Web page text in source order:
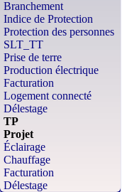
Branchement
Indice de Protection
Protection des personnes
SLT_TT
Prise de terre
Production électrique
Facturation
Logement connecté
Délestage
TP
Projet
Éclairage
Chauffage
Facturation
Délestage